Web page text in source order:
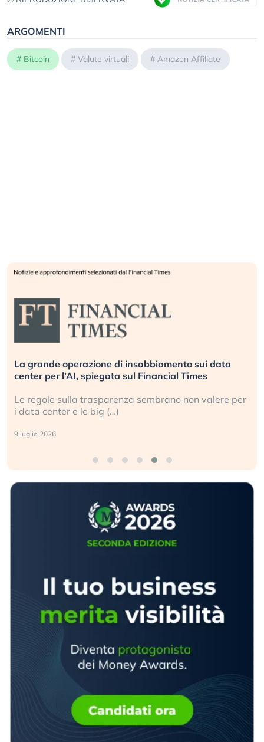
ARGOMENTI
# Bitcoin # Valute virtuali # Amazon Affiliate
Bending Spoons non basta. Perché la tecnologia
europea non riesce a scalare?
Perché gli americani e i cinesi ci stanno superando in
ogni campo (…)
2 luglio 2026